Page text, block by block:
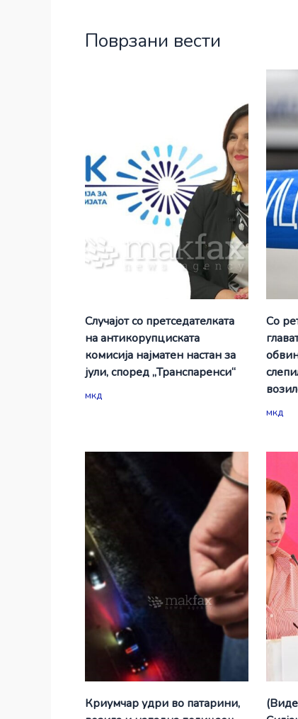
Поврзани вести
Случајот со претседателката
на антикорупциската
комисија најматен настан за
јули, според „Транспаренси“
мкд
Со
мкд
Криумчар удри во патарини,